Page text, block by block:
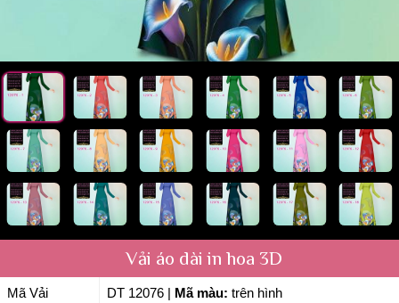
Vải áo dài in hoa 3D
Mã Vải DT 12076 Mã màu: trên hình